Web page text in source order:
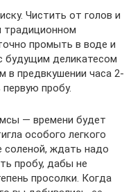
Чистить от голов и
традиционном
промыть в воде и
будущим деликатесом
в предвкушении часа 2-
пробу.
— времени будет
особого легкого
соленой, ждать надо
пробу, дабы не
просолки. Когда